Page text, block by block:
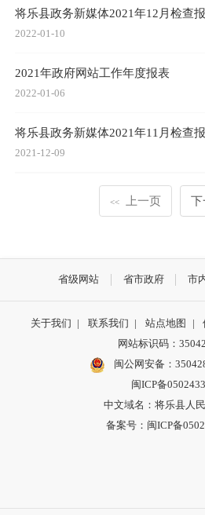
将乐县政务新媒体2021年12月检查
2022-01-10
2021年政府网站工作年度报表
2022-01-06
将乐县政务新媒体2021年11月检查
2021-12-09
<< 上一页 下
省级网站 省市政府 市
关于我们 | 联系我们 | 站点地图 |
网站标识码：
闽公网安备：
闽ICP备
中文域名：将乐县人
备案号：闽ICP备